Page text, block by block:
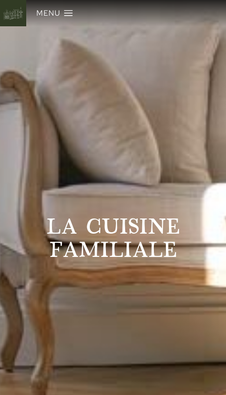
MENU
LA CUISINE
FAMILIALE